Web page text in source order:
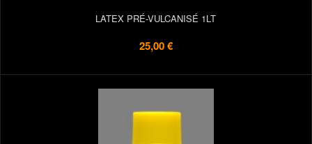
LATEX PRÉ-VULCANISÉ 1LT
25,00 €